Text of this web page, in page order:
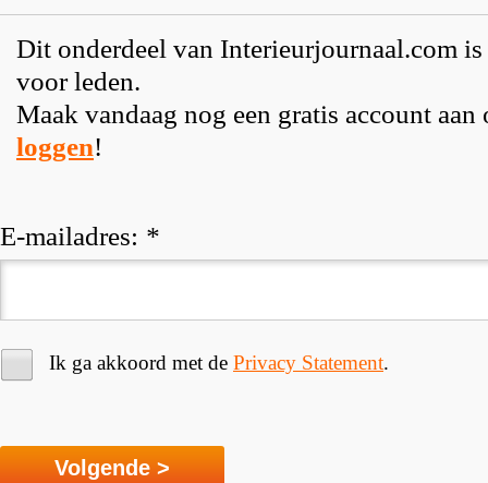
Dit onderdeel van Interieurjournaal.com
voor leden.
Maak vandaag nog een gratis account
loggen!
E-mailadres: *
Ik ga akkoord met de Privacy Statement.